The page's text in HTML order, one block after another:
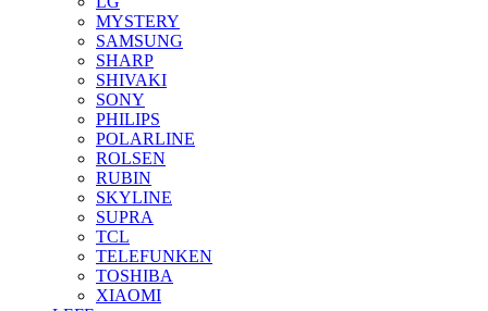
MYSTERY
SAMSUNG
SHARP
SHIVAKI
SONY
PHILIPS
POLARLINE
ROLSEN
RUBIN
SKYLINE
SUPRA
TCL
TELEFUNKEN
TOSHIBA
XIAOMI